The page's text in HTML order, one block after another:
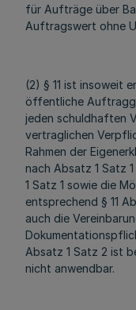
für Aufträge über
Auftragswert ohne
(2) § 11 ist insoweit
öffentliche
jeden schuldhaften
vertraglichen
Rahmen der
nach Absatz 1 Satz
1 Satz 1 sowie die
entsprechend § 11
auch die
Absatz 1 Satz 2 ist
nicht anwendbar.